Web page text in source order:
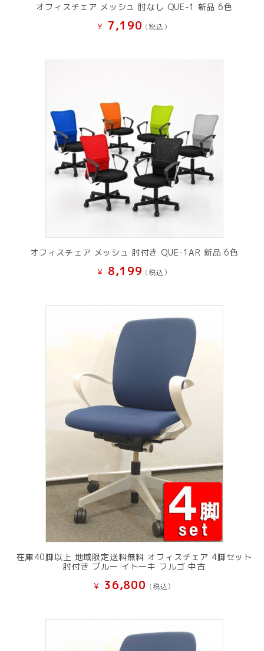
オフィスチェア メッシュ 肘なし QUE-1 新品 6色
¥ 7,190 (税込）
オフィスチェア メッシュ 肘付き QUE-1AR 新品 6色
¥ 8,199 (税込）
在庫40脚以上 地域限定送料無料 オフィスチェア 4脚セット
肘付き ブルー イトーキ フルゴ 中古
¥ 36,800 (税込）